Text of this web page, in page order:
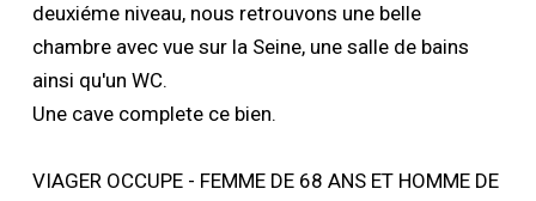
deuxiéme niveau, nous retrouvons une belle
chambre avec vue sur la Seine, une salle de bains
ainsi qu'un WC.
Une cave complete ce bien.
VIAGER OCCUPE - FEMME DE 68 ANS ET HOMME DE